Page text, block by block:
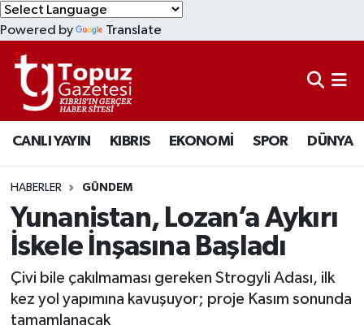
Powered by Translate
CANLI YAYIN KIBRIS EKONOMİ SPOR DÜNYA
HABERLER GÜNDEM
Yunanistan, Lozan’a Aykırı
İskele İnşasına Başladı
Çivi bile çakılmaması gereken Strogyli Adası, ilk
kez yol yapımına kavuşuyor; proje Kasım sonunda
tamamlanacak
KIBRIS
DÜNYA
EKONOMİ
MAGAZİN
SAĞLIK
SPOR
TEKNOLOJİ
Lefkoşa Nöbetçi Eczaneler
Lefkoşa Hava Durumu
Lefkoşa Trafik Yoğunluk Haritası
Süper Lig Puan Durumu ve Fikstür
Tüm Manşetler
Son Dakika Haberleri
Haber Arşivi